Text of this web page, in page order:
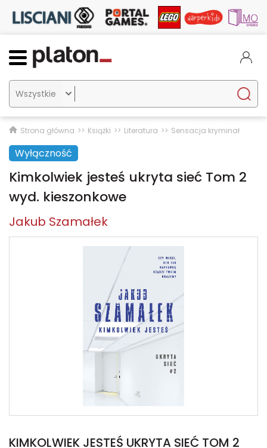

Strona główna Książki Literatura Sensacja kryminał
Wyłączność
Kimkolwiek jesteś ukryta sieć Tom 2
wyd. kieszonkowe
Jakub Szamałek
KIMKOLWIEK JESTEŚ UKRYTA SIEĆ TOM 2